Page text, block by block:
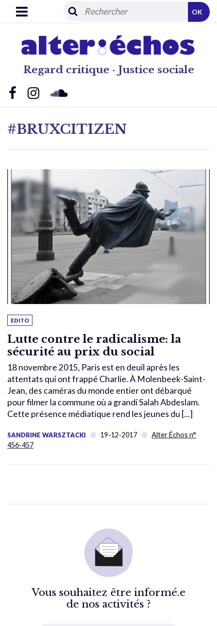
Regard critique · Justice sociale
OK
#BRUXCITIZEN
EDITO
Lutte contre le radicalisme: la
sécurité au prix du social
18 novembre 2015, Paris est en deuil après les
attentats qui ont frappé Charlie. À Molenbeek-Saint-
Jean, des caméras du monde entier ont débarqué
pour filmer la commune où a grandi Salah Abdeslam.
Cette présence médiatique rend les jeunes du [...]
SANDRINE WARSZTACKI 19-12-2017
Alter Échos n°
456-457
Vous souhaitez être informé.e
de nos activités ?